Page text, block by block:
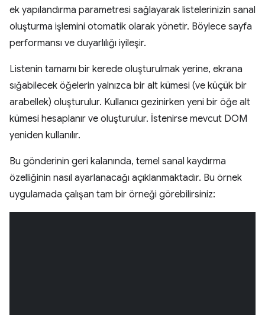
ek yapılandırma parametresi sağlayarak listelerinizin sanal
oluşturma işlemini otomatik olarak yönetir. Böylece sayfa
performansı ve duyarlılığı iyileşir.
Listenin tamamı bir kerede oluşturulmak yerine, ekrana
sığabilecek öğelerin yalnızca bir alt kümesi (ve küçük bir
arabellek) oluşturulur. Kullanıcı gezinirken yeni bir öğe alt
kümesi hesaplanır ve oluşturulur. İstenirse mevcut DOM
yeniden kullanılır.
Bu gönderinin geri kalanında, temel sanal kaydırma
özelliğinin nasıl ayarlanacağı açıklanmaktadır. Bu örnek
uygulamada çalışan tam bir örneği görebilirsiniz: